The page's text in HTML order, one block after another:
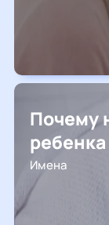
Почему
Имена